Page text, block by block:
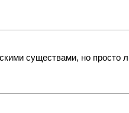
существами, но